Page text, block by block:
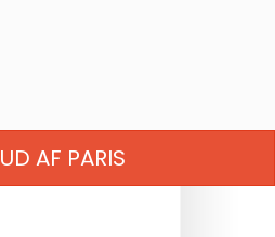
UD AF PARIS